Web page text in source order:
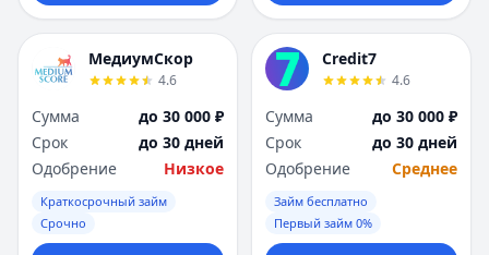
МедиумСкор
4.6
Сумма
до 30 000 ₽
Срок
до 30 дней
Одобрение
Низкое
Краткосрочный займ
Срочно
Credit7
4.6
Сумма
до 30 000 ₽
Срок
до 30 дней
Одобрение
Среднее
Займ бесплатно
Первый займ 0%